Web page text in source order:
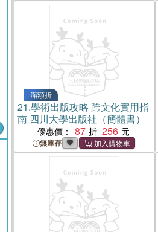
滿額折
21.學術出版攻略 跨文化實用指
南 四川大學出版社（簡體書）
優惠價： 87 256
無庫存